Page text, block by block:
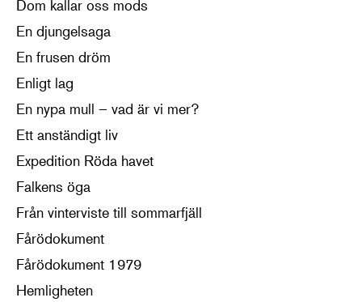
Dom kallar oss mods
En djungelsaga
En frusen dröm
Enligt lag
En nypa mull – vad är vi mer?
Ett anständigt liv
Expedition Röda havet
Falkens öga
Från vinterviste till sommarfjäll
Fårödokument
Fårödokument 1979
Hemligheten